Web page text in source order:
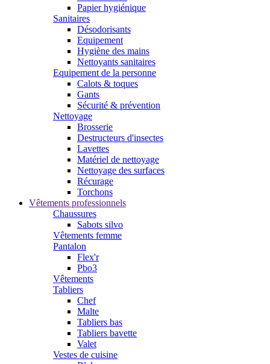
Papier hygiénique
Sanitaires
Désodorisants
Equipement
Hygiène des mains
Nettoyants sanitaires
Equipement de la personne
Calots & toques
Gants
Sécurité & prévention
Nettoyage
Brosserie
Destructeurs d'insectes
Lavettes
Matériel de nettoyage
Nettoyage des surfaces
Récurage
Torchons
Vêtements professionnels
Chaussures
Sabots silvo
Vêtements femme
Pantalon
Flex'r
Pbo3
Vêtements
Tabliers
Chef
Malte
Tabliers bas
Tabliers bavette
Valet
Vestes de cuisine